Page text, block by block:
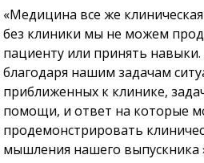
«Медицина все же
без клиники мы не можем
пациенту или принять
благодаря нашим задачам
приближенных к клинике,
помощи, и ответ на которые
продемонстрировать
мышления нашего выпускника